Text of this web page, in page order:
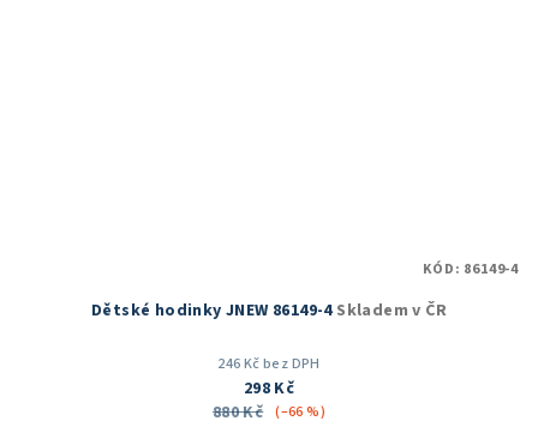
Dětské hodinky JNEW 86149-4Skladem v ČR
246 Kč bez DPH
298 Kč
880 Kč (–66 %)
KÓD: 86149-4